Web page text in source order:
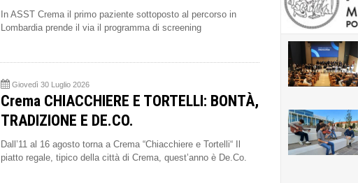
In ASST Crema il primo paziente sottoposto al percorso in
Lombardia prende il via il programma di screening
Giovedì 30 Luglio 2026
Crema CHIACCHIERE E TORTELLI: BONTÀ,
TRADIZIONE E DE.CO.
Dall’11 al 16 agosto torna a Crema “Chiacchiere e Tortelli“ Il
piatto regale, tipico della città di Crema, quest’anno è De.Co.